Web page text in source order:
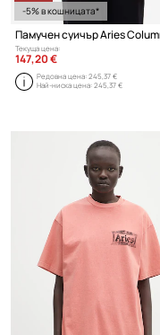
-5% в кошницата*
Текуща цена:
147,20 €
Редовна цена:245,37 €
Най-ниска цена:245,37 €